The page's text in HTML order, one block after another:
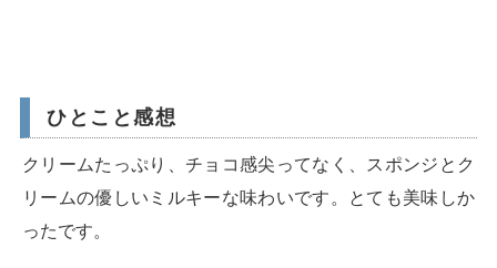
ひとこと感想
クリームたっぷり、チョコ感尖ってなく、スポンジとク
リームの優しいミルキーな味わいです。とても美味しか
ったです。